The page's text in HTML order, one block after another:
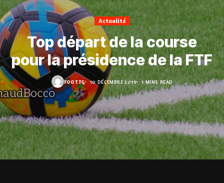
Actualité
Top départ de la course
pour la présidence de la FTF
FOOT.TG 10 DÉCEMBRE 2019 1 MINS READ